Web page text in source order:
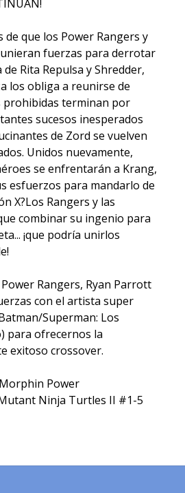
de que los Power Rangers y
fuerzas para derrotar
Rita Repulsa y Shredder,
los obliga a reunirse de
prohibidas terminan por
sucesos inesperados
de Zord se vuelven
Unidos nuevamente,
se enfrentarán a Krang,
esfuerzos para mandarlo de
X?Los Rangers y las
combinar su ingenio para
¡que podría unirlos
Rangers, Ryan Parrott
con el artista super
Superman: Los
para ofrecernos la
exitoso crossover.
Power
Ninja Turtles II #1-5